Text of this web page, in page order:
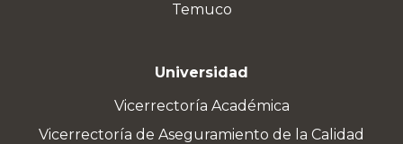
Temuco
Universidad
Vicerrectoría Académica
Vicerrectoría de Aseguramiento de la Calidad